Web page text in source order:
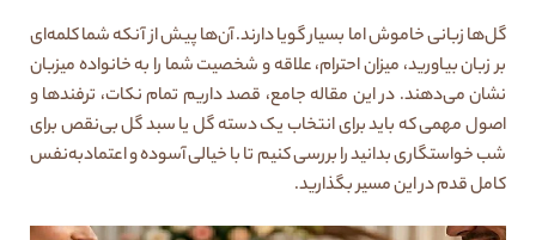
گل‌ها زبانی خاموش اما بسیار گویا دارند. آن‌ها پیش از آنکه شما کلمه‌ای
بر زبان بیاورید، میزان احترام، علاقه و شخصیت شما را به خانواده میزبان
نشان می‌دهند. در این مقاله جامع، قصد داریم تمام نکات، ترفندها و
اصول مهمی که باید برای انتخاب یک دسته گل یا سبد گل بی‌نقص برای
شب خواستگاری بدانید را بررسی کنیم تا با خیالی آسوده و اعتمادبه‌نفس
کامل قدم در این مسیر بگذارید.